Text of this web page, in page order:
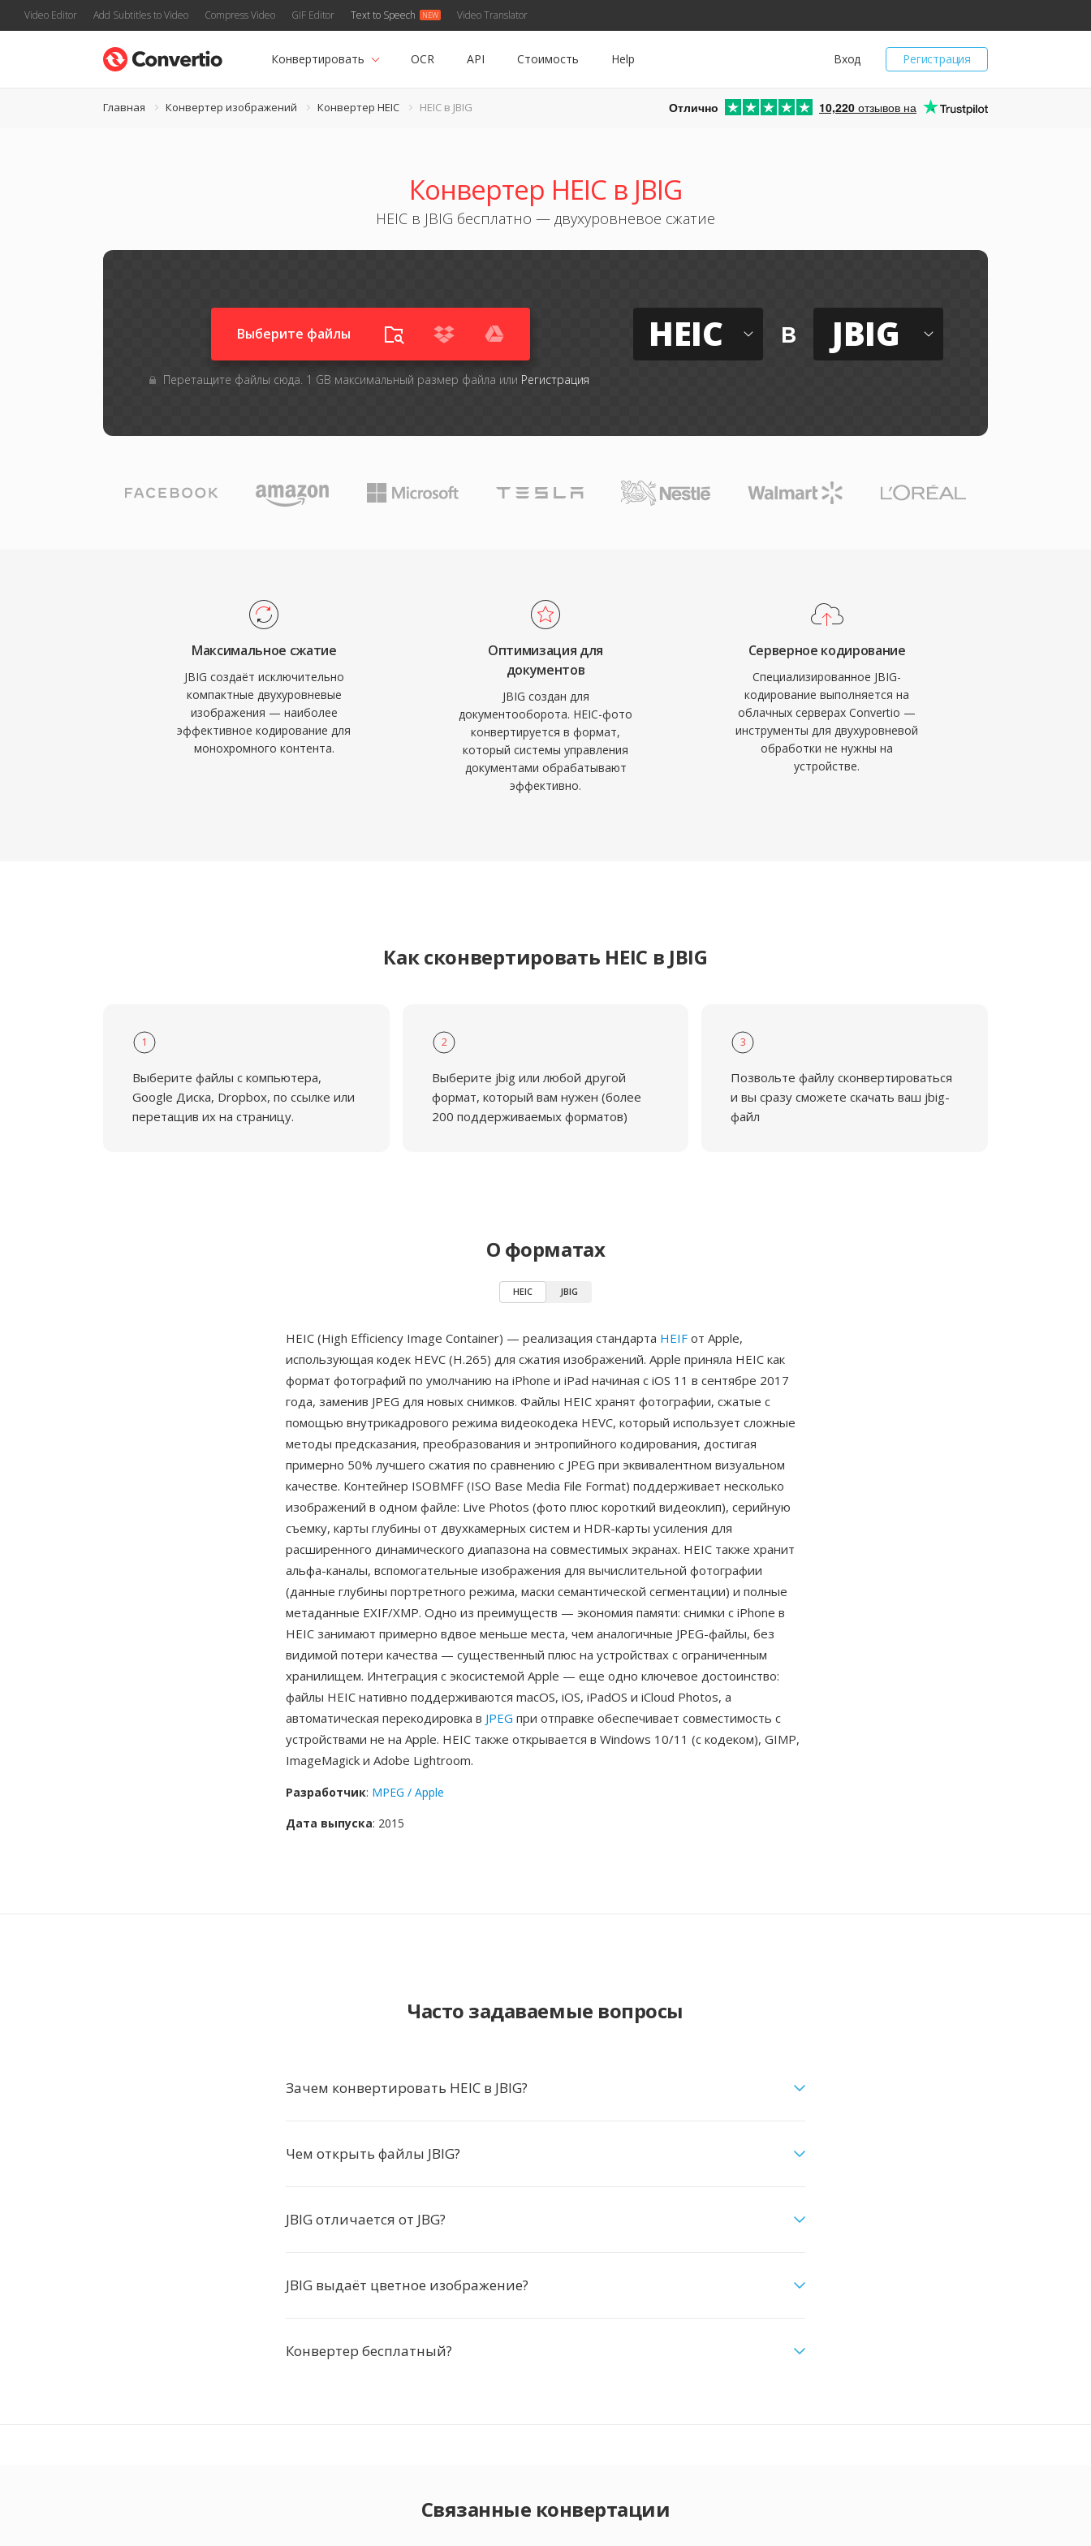
Video Editor Add Subtitles to Video Compress Video GIF Editor Text to Speech Video Translator
Регистрация
Вход
Конвертировать OCR API Стоимость Help
Главная Конвертер изображений Конвертер HEIC HEIC в JBIG Отлично 10,220 отзывов на
Конвертер HEIC в JBIG
HEIC в JBIG бесплатно — двухуровневое сжатие
Выберите файлы
Перетащите файлы сюда. 1 GB максимальный размер файла или Регистрация
HEIC в JBIG
Максимальное сжатие
JBIG создаёт исключительно
компактные двухуровневые
изображения — наиболее
эффективное кодирование для
монохромного контента.
Оптимизация для
документов
JBIG создан для
документооборота. HEIC-фото
конвертируется в формат,
который системы управления
документами обрабатывают
эффективно.
Серверное кодирование
Специализированное JBIG-
кодирование выполняется на
облачных серверах Convertio —
инструменты для двухуровневой
обработки не нужны на
устройстве.
Как сконвертировать HEIC в JBIG
1
Выберите файлы с компьютера,
Google Диска, Dropbox, по ссылке или
перетащив их на страницу.
2
Выберите jbig или любой другой
формат, который вам нужен (более
200 поддерживаемых форматов)
3
Позвольте файлу сконвертироваться
и вы сразу сможете скачать ваш jbig-
файл
О форматах
HEIC JBIG
HEIC (High Efficiency Image Container) — реализация стандарта HEIF от Apple,
использующая кодек HEVC (H.265) для сжатия изображений. Apple приняла HEIC как
формат фотографий по умолчанию на iPhone и iPad начиная с iOS 11 в сентябре 2017
года, заменив JPEG для новых снимков. Файлы HEIC хранят фотографии, сжатые с
помощью внутрикадрового режима видеокодека HEVC, который использует сложные
методы предсказания, преобразования и энтропийного кодирования, достигая
примерно 50% лучшего сжатия по сравнению с JPEG при эквивалентном визуальном
качестве. Контейнер ISOBMFF (ISO Base Media File Format) поддерживает несколько
изображений в одном файле: Live Photos (фото плюс короткий видеоклип), серийную
съемку, карты глубины от двухкамерных систем и HDR-карты усиления для
расширенного динамического диапазона на совместимых экранах. HEIC также хранит
альфа-каналы, вспомогательные изображения для вычислительной фотографии
(данные глубины портретного режима, маски семантической сегментации) и полные
метаданные EXIF/XMP. Одно из преимуществ — экономия памяти: снимки с iPhone в
HEIC занимают примерно вдвое меньше места, чем аналогичные JPEG-файлы, без
видимой потери качества — существенный плюс на устройствах с ограниченным
хранилищем. Интеграция с экосистемой Apple — еще одно ключевое достоинство:
файлы HEIC нативно поддерживаются macOS, iOS, iPadOS и iCloud Photos, а
автоматическая перекодировка в JPEG при отправке обеспечивает совместимость с
устройствами не на Apple. HEIC также открывается в Windows 10/11 (с кодеком), GIMP,
ImageMagick и Adobe Lightroom.
Разработчик: MPEG / Apple
Дата выпуска: 2015
Часто задаваемые вопросы
Зачем конвертировать HEIC в JBIG?
Чем открыть файлы JBIG?
JBIG отличается от JBG?
JBIG выдаёт цветное изображение?
Конвертер бесплатный?
Связанные конвертации